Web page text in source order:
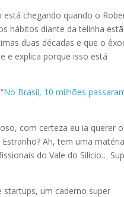
chegando quando o
hábitos diante da telinha
duas décadas e que o
e explica porque isso está
No Brasil, 10 milhões
com certeza eu ia querer o
Ah, tem uma
do Vale do Silício…
um caderno super